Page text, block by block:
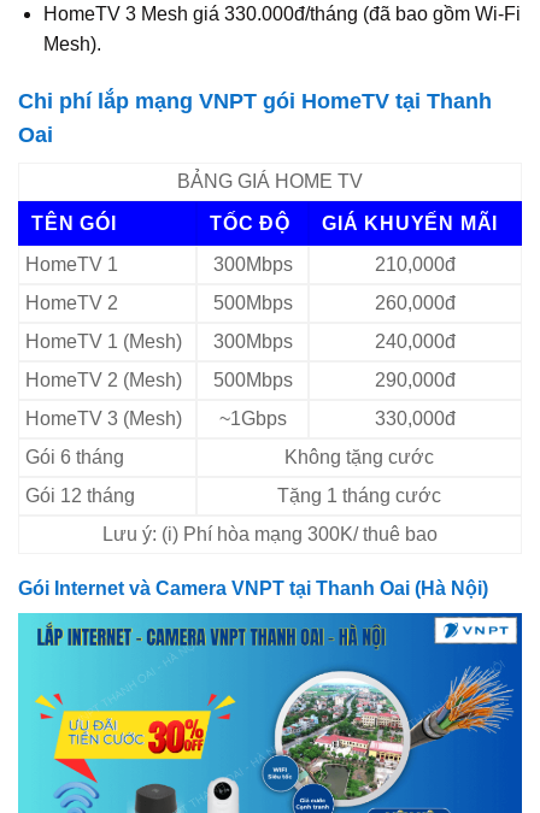
HomeTV 3 Mesh giá 330.000đ/tháng (đã bao gồm Wi-Fi
Mesh).
Chi phí lắp mạng VNPT gói HomeTV tại Thanh
Oai
BẢNG GIÁ HOME TV
TÊN GÓI TỐC ĐỘ
GIÁ KHUYẾN MÃI
HomeTV 1
300Mbps
210,000đ
HomeTV 2
500Mbps
260,000đ
HomeTV 1 (Mesh)
300Mbps
240,000đ
HomeTV 2 (Mesh)
500Mbps
290,000đ
HomeTV 3 (Mesh)
~1Gbps
330,000đ
Gói 6 tháng
Không tặng cước
Gói 12 tháng
Tặng 1 tháng cước
Lưu ý: (i) Phí hòa mạng 300K/ thuê bao
Gói Internet và Camera VNPT tại Thanh Oai (Hà Nội)